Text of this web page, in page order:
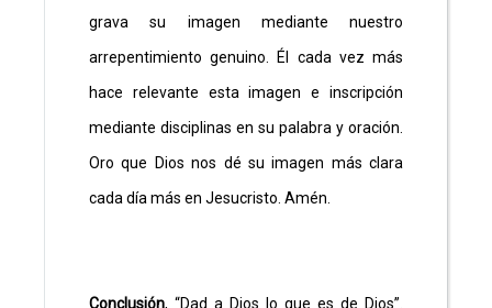
grava su imagen mediante nuestro
arrepentimiento genuino. Él cada vez más
hace relevante esta imagen e inscripción
mediante disciplinas en su palabra y oración.
Oro que Dios nos dé su imagen más clara
cada día más en Jesucristo. Amén.
Conclusión, “Dad a Dios lo que es de Dios”.